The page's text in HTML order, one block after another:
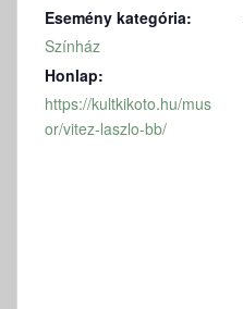
Esemény kategória:
Színház
Honlap:
https://kultkikoto.hu/mus
or/vitez-laszlo-bb/